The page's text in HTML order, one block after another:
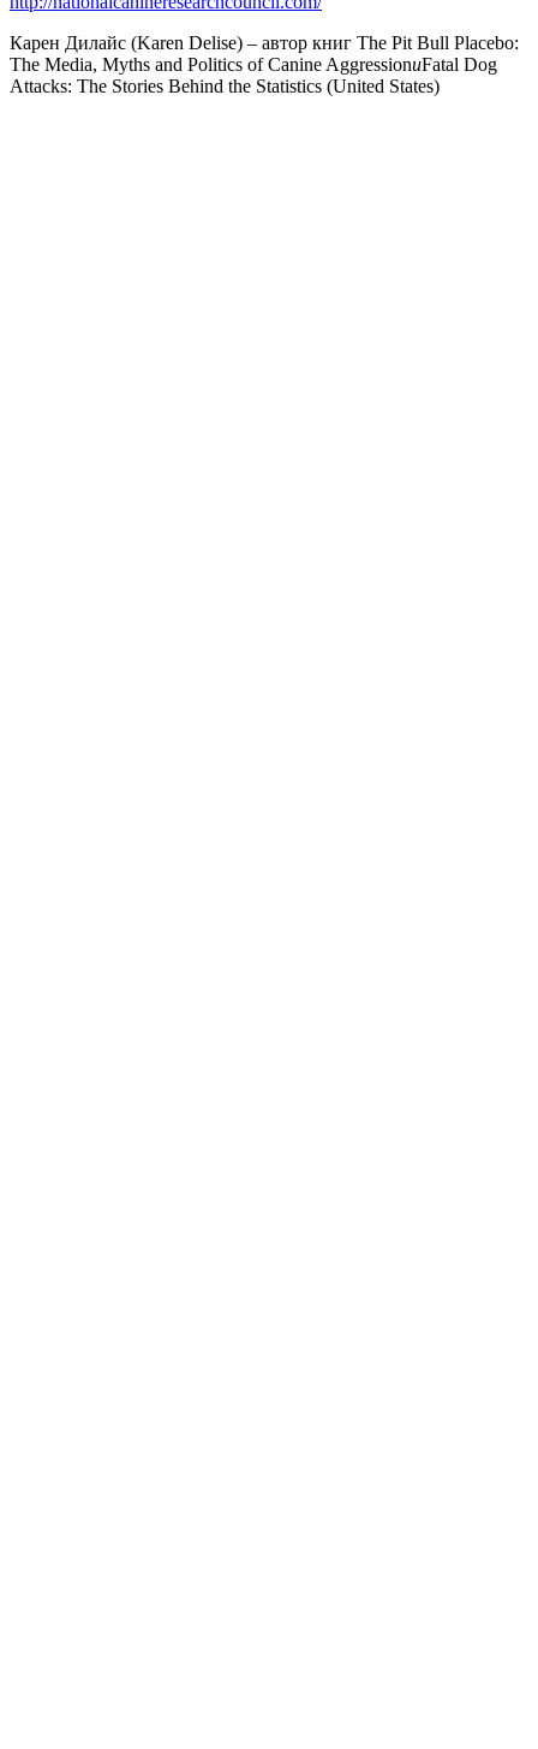
Карен Дилайс (Karen Delise) – автор книг The Pit Bull Placebo:
The Media, Myths and Politics of Canine AggressionиFatal Dog
Attacks: The Stories Behind the Statistics (United States)